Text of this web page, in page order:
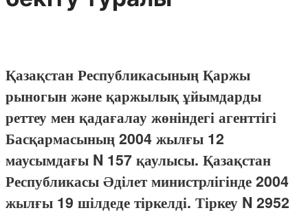
Қазақстан Республикасының Қаржы
рыногын және қаржылық ұйымдарды
реттеу мен қадағалау жөніндегі агенттігі
Басқармасының 2004 жылғы 12
маусымдағы N 157 қаулысы. Қазақстан
Республикасы Әділет министрлігінде 2004
жылғы 19 шілдеде тіркелді. Тіркеу N 2952